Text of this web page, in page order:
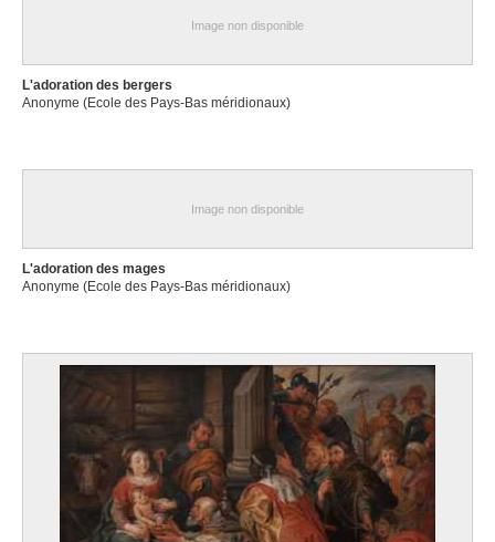
Image non disponible
L'adoration des bergers
Anonyme (Ecole des Pays-Bas méridionaux)
Image non disponible
L'adoration des mages
Anonyme (Ecole des Pays-Bas méridionaux)